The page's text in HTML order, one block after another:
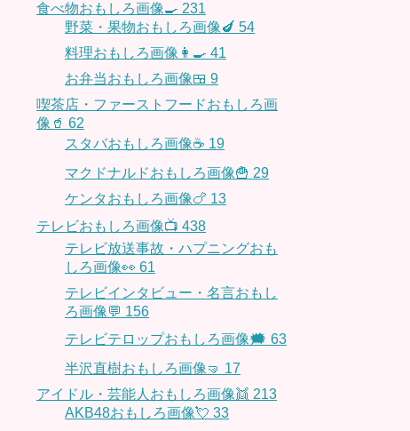
食べ物おもしろ画像🍳 231
野菜・果物おもしろ画像🍆 54
料理おもしろ画像👩‍🍳 41
お弁当おもしろ画像🍱 9
喫茶店・ファーストフードおもしろ画
像🥤 62
スタバおもしろ画像☕️ 19
マクドナルドおもしろ画像🍟 29
ケンタおもしろ画像🍗 13
テレビおもしろ画像📺 438
テレビ放送事故・ハプニングおも
しろ画像👀 61
テレビインタビュー・名言おもし
ろ画像💬 156
テレビテロップおもしろ画像🗯 63
半沢直樹おもしろ画像🤜 17
アイドル・芸能人おもしろ画像👯 213
AKB48おもしろ画像💘 33